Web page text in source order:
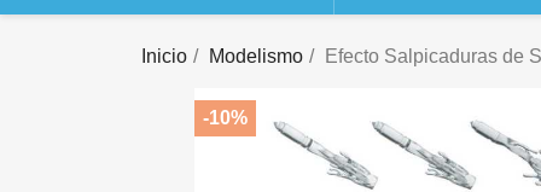
Inicio Modelismo Efecto Salpicaduras de
-10%